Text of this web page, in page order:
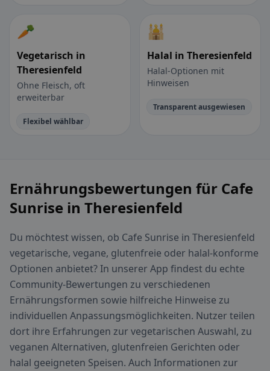
🥕
Vegetarisch in
Theresienfeld
Ohne Fleisch, oft
erweiterbar
Flexibel wählbar
🕌
Halal in Theresienfeld
Halal-Optionen mit
Hinweisen
Transparent ausgewiesen
Ernährungsbewertungen für Cafe
Sunrise in Theresienfeld
Du möchtest wissen, ob Cafe Sunrise in Theresienfeld
vegetarische, vegane, glutenfreie oder halal-konforme
Optionen anbietet? In unserer App findest du echte
Community-Bewertungen zu verschiedenen
Ernährungsformen sowie hilfreiche Hinweise zu
individuellen Anpassungsmöglichkeiten. Nutzer teilen
dort ihre Erfahrungen zur vegetarischen Auswahl, zu
veganen Alternativen, glutenfreien Gerichten oder
halal geeigneten Speisen. Auch Informationen zur